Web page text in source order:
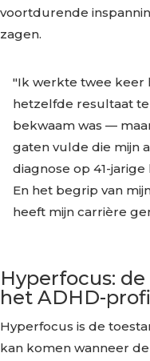
voortdurende
zagen.
"Ik werkte twee keer
hetzelfde resultaat
bekwaam was —
gaten vulde die mijn
diagnose op 41-
En het begrip van
heeft mijn carrière
Hyperfocus:
het ADHD-
Hyperfocus is de
kan komen wanneer